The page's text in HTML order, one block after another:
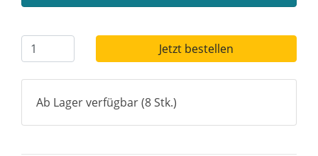
Jetzt bestellen
Ab Lager verfügbar (8 Stk.)